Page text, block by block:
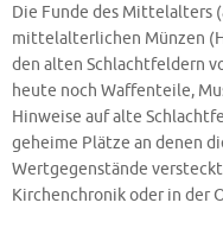
Die Funde des Mittelalters
mittelalterlichen Münzen
den alten Schlachtfeldern
heute noch Waffenteile,
Hinweise auf alte
geheime Plätze an denen
Wertgegenstände
Kirchenchronik oder in der